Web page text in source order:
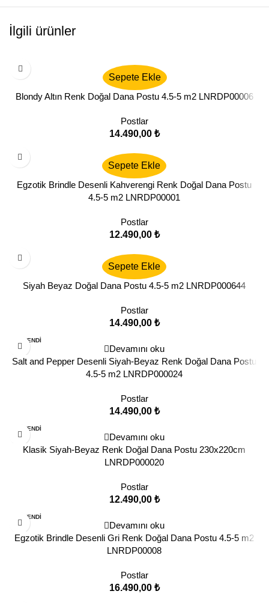
İlgili ürünler
Sepete Ekle
Blondy Altın Renk Doğal Dana Postu 4.5-5 m2 LNRDP00006
Postlar
14.490,00 ₺
Sepete Ekle
Egzotik Brindle Desenli Kahverengi Renk Doğal Dana Postu
4.5-5 m2 LNRDP00001
Postlar
12.490,00 ₺
Sepete Ekle
Siyah Beyaz Doğal Dana Postu 4.5-5 m2 LNRDP000644
Postlar
14.490,00 ₺
TÜKENDI
Devamını oku
Salt and Pepper Desenli Siyah-Beyaz Renk Doğal Dana Postu
4.5-5 m2 LNRDP000024
Postlar
14.490,00 ₺
TÜKENDI
Devamını oku
Klasik Siyah-Beyaz Renk Doğal Dana Postu 230x220cm
LNRDP000020
Postlar
12.490,00 ₺
TÜKENDI
Devamını oku
Egzotik Brindle Desenli Gri Renk Doğal Dana Postu 4.5-5 m2
LNRDP00008
Postlar
16.490,00 ₺